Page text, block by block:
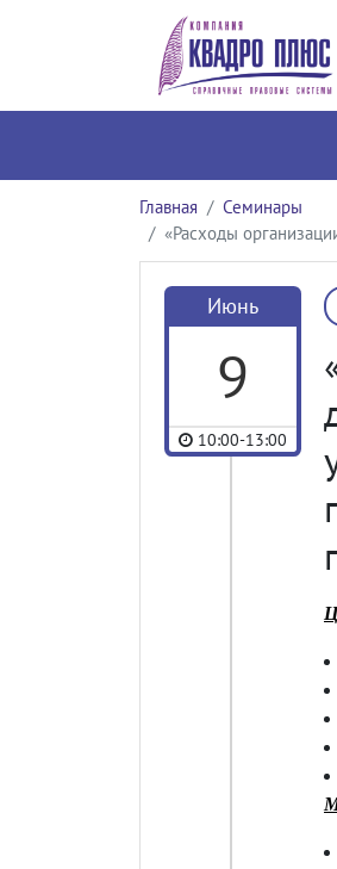
Главная
Семинары
«Расходы
Июнь
9
10:00-13:00